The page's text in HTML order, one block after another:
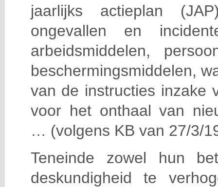
jaarlijks actieplan
ongevallen en
arbeidsmiddelen,
beschermingsmiddelen,
van de instructies inzake
voor het onthaal van
… (volgens KB van 27/3/
Teneinde zowel hun
deskundigheid te